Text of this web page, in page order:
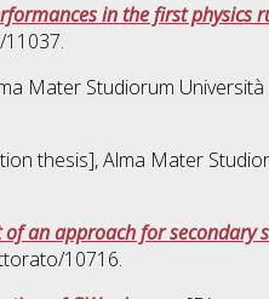
in the first physics
Mater Studiorum
thesis], Alma Mater
an approach for secondary
10716.